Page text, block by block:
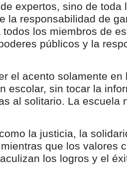
expertos, sino de toda
la responsabilidad de
los miembros de
públicos y la
el acento solamente en
escolar, sin tocar la
al solitario. La escuela
la justicia, la
que los valores
los logros y el